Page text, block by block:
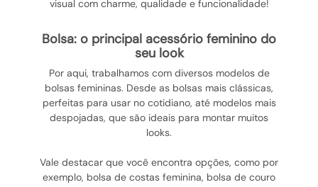
visual com charme, qualidade e funcionalidade!
bolsa: o principal acessório feminino do
seu look
Por aqui, trabalhamos com diversos modelos de
bolsas femininas. Desde as bolsas mais clássicas,
perfeitas para usar no cotidiano, até modelos mais
despojadas, que são ideais para montar muitos
looks.
Vale destacar que você encontra opções, como por
exemplo, bolsa de costas feminina, bolsa de couro